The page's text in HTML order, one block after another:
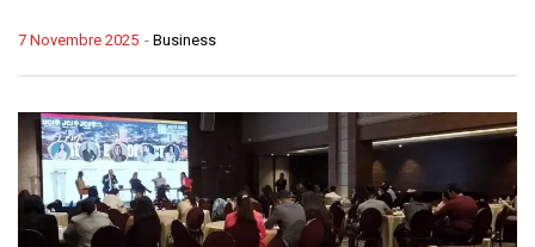
- Business
7 Novembre 2025